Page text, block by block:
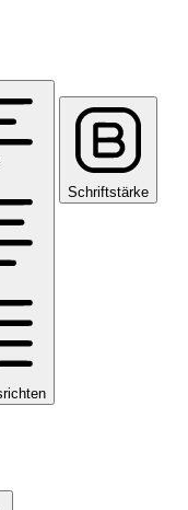
Schriftstärke